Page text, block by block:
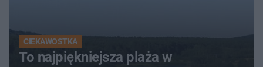
CIEKAWOSTKA
To najpiękniejsza plaża w